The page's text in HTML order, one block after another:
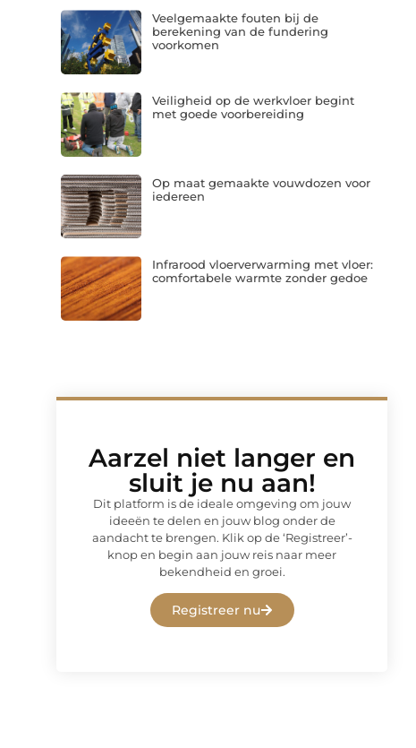
Veelgemaakte fouten bij de
berekening van de fundering
voorkomen
Veiligheid op de werkvloer begint
met goede voorbereiding
Op maat gemaakte vouwdozen voor
iedereen
Infrarood vloerverwarming met vloer:
comfortabele warmte zonder gedoe
Aarzel niet langer en
sluit je nu aan!
Dit platform is de ideale omgeving om jouw
ideeën te delen en jouw blog onder de
aandacht te brengen. Klik op de ‘Registreer’-
knop en begin aan jouw reis naar meer
bekendheid en groei.
Registreer nu